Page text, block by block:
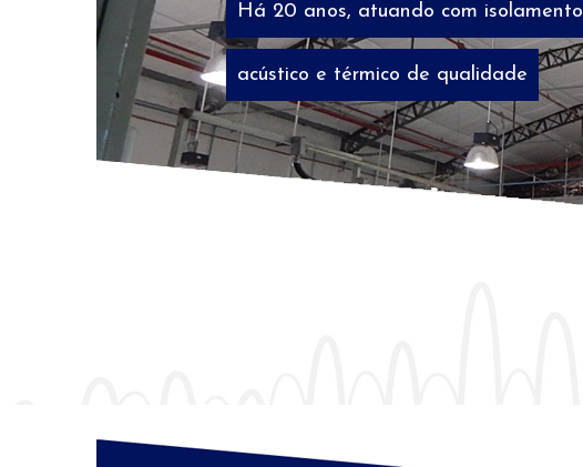
Há 20 anos, atuando com isolamento
acústico e térmico de qualidade